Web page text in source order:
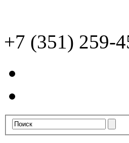
+7 (351) 259-